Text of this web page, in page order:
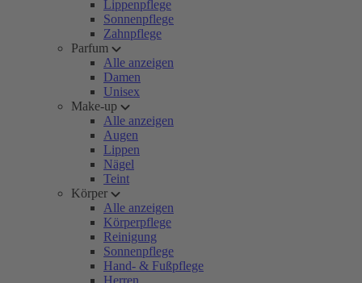
Lippenpflege
Sonnenpflege
Zahnpflege
Parfum
Alle anzeigen
Damen
Unisex
Make-up
Alle anzeigen
Augen
Lippen
Nägel
Teint
Körper
Alle anzeigen
Körperpflege
Reinigung
Sonnenpflege
Hand- & Fußpflege
Herren